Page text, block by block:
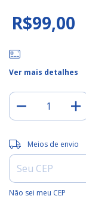
R$99,00
Ver mais detalhes
Entregas para o CEP:
Meios de envio
Não sei meu CEP